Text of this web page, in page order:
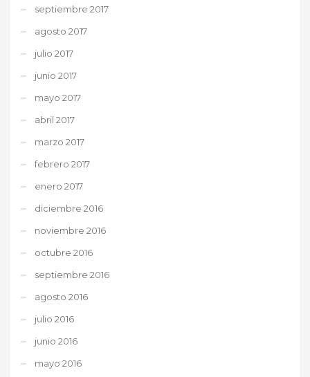
septiembre 2017
agosto 2017
julio 2017
junio 2017
mayo 2017
abril 2017
marzo 2017
febrero 2017
enero 2017
diciembre 2016
noviembre 2016
octubre 2016
septiembre 2016
agosto 2016
julio 2016
junio 2016
mayo 2016